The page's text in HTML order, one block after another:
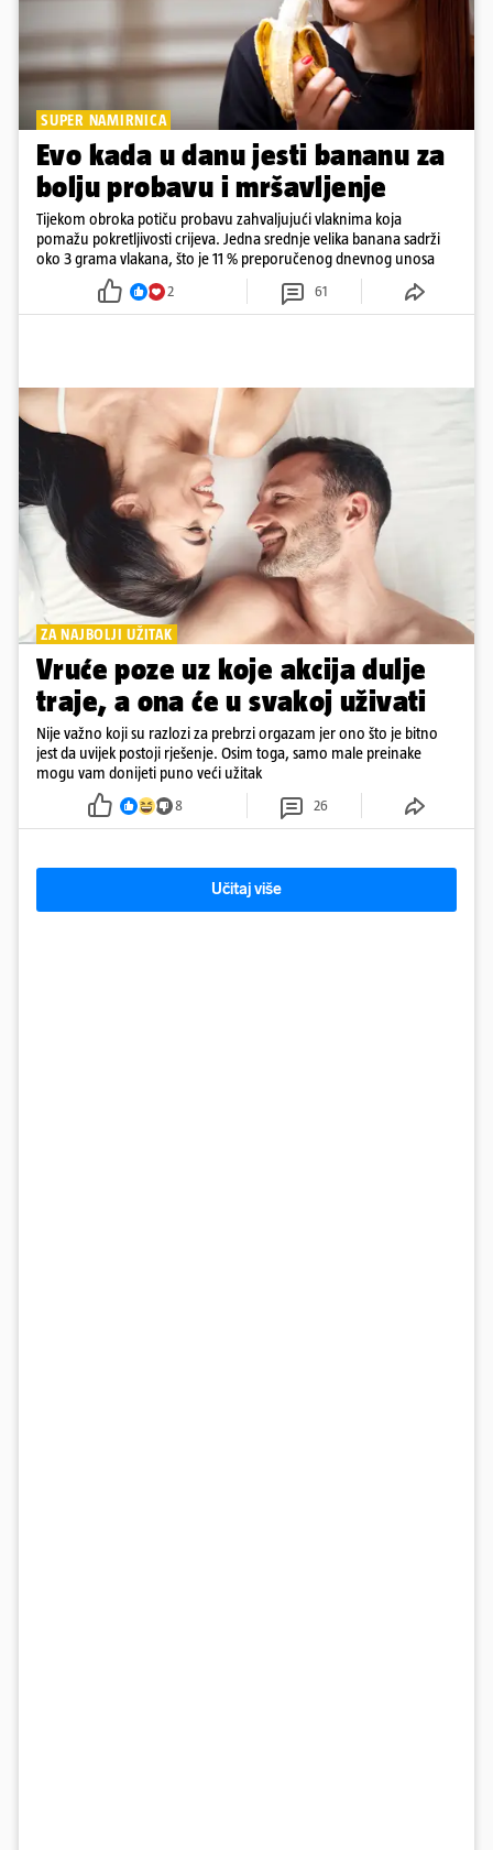
SUPER NAMIRNICA
Evo kada u danu jesti bananu za
bolju probavu i mršavljenje
Tijekom obroka potiču probavu zahvaljujući vlaknima koja
pomažu pokretljivosti crijeva. Jedna srednje velika banana sadrži
oko 3 grama vlakana, što je 11 % preporučenog dnevnog unosa
2 61
ZA NAJBOLJI UŽITAK
Vruće poze uz koje akcija dulje
traje, a ona će u svakoj uživati
Nije važno koji su razlozi za prebrzi orgazam jer ono što je bitno
jest da uvijek postoji rješenje. Osim toga, samo male preinake
mogu vam donijeti puno veći užitak
8 26
Učitaj više